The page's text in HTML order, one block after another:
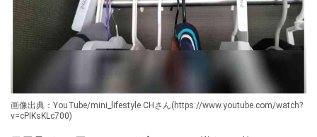
画像出典：YouTube/mini_lifestyle CHさん(https://www.youtube.com/watch?
v=cPIKsKLc700)